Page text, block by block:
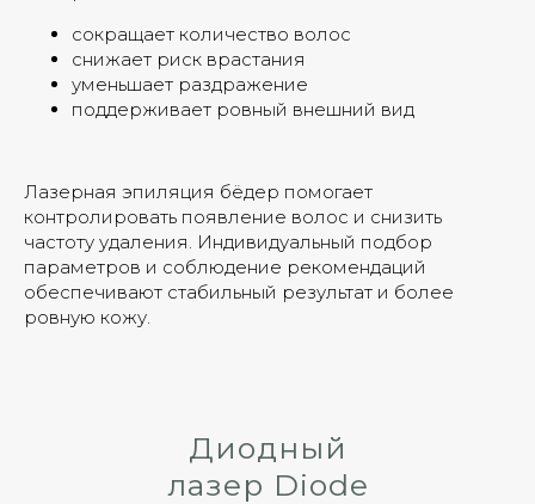
сокращает количество волос
снижает риск врастания
уменьшает раздражение
поддерживает ровный внешний вид
Лазерная эпиляция бёдер помогает
контролировать появление волос и снизить
частоту удаления. Индивидуальный подбор
параметров и соблюдение рекомендаций
обеспечивают стабильный результат и более
ровную кожу.
Диодный
лазер Diode